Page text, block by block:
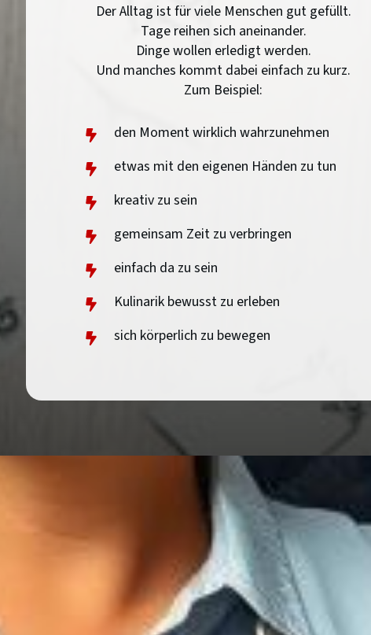
Der Alltag ist für viele Menschen gut gefüllt.
Tage reihen sich aneinander.
Dinge wollen erledigt werden.
Und manches kommt dabei einfach zu kurz.
Zum Beispiel:
den Moment wirklich wahrzunehmen
etwas mit den eigenen Händen zu tun
kreativ zu sein
gemeinsam Zeit zu verbringen
einfach da zu sein
Kulinarik bewusst zu erleben
sich körperlich zu bewegen